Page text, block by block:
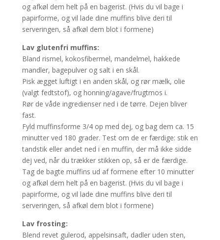
og afkøl dem helt på en bagerist. (Hvis du vil bage i
papirforme, og vil lade dine muffins blive deri til
serveringen, så afkøl dem blot i formene)
Lav glutenfri muffins:
Bland rismel, kokosfibermel, mandelmel, hakkede
mandler, bagepulver og salt i en skål.
Pisk ægget luftigt i en anden skål, og rør mælk, olie
(valgt fedtstof), og honning/agave/frugtmos i.
Rør de våde ingredienser ned i de tørre. Dejen bliver
fast.
Fyld muffinsforme 3/4 op med dej, og bag dem ca. 15
minutter ved 180 grader. Test om de er færdige: stik en
tandstik eller andet ned i en muffin, der må ikke sidde
dej ved, når du trækker stikken op, så er de færdige.
Tag de bagte muffins ud af formene efter 10 minutter
og afkøl dem helt på en bagerist. (Hvis du vil bage i
papirforme, og vil lade dine muffins blive deri til
serveringen, så afkøl dem blot i formene)
Lav frosting:
Blend revet gulerod, appelsinsaft, dadler uden sten,